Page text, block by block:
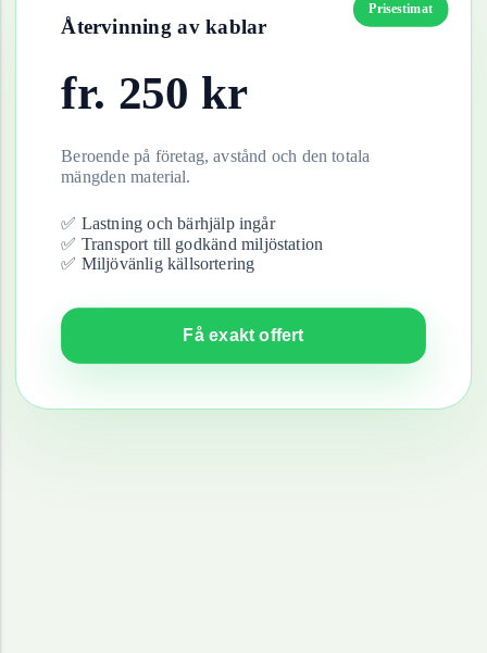
Prisestimat
Återvinning av kablar
fr. 250 kr
Beroende på företag, avstånd och den totala
mängden material.
✅ Lastning och bärhjälp ingår
✅ Transport till godkänd miljöstation
✅ Miljövänlig källsortering
Få exakt offert